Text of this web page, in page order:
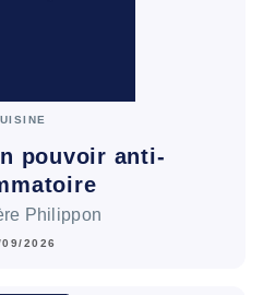
pouvoir anti-
Philippon
2026